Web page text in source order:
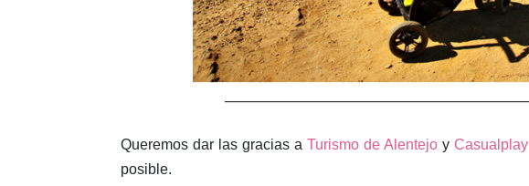
Queremos dar las gracias a Turismo de Alentejo y Casualplay
posible.